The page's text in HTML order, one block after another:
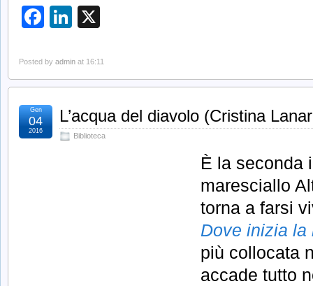
Facebook
LinkedIn
Posted by admin at 16:11
L’acqua del diavolo (Cristina
Biblioteca
Gen
04
2016
È la seconda
maresciallo
torna a farsi
Dove inizia la
più collocata
accade tutto